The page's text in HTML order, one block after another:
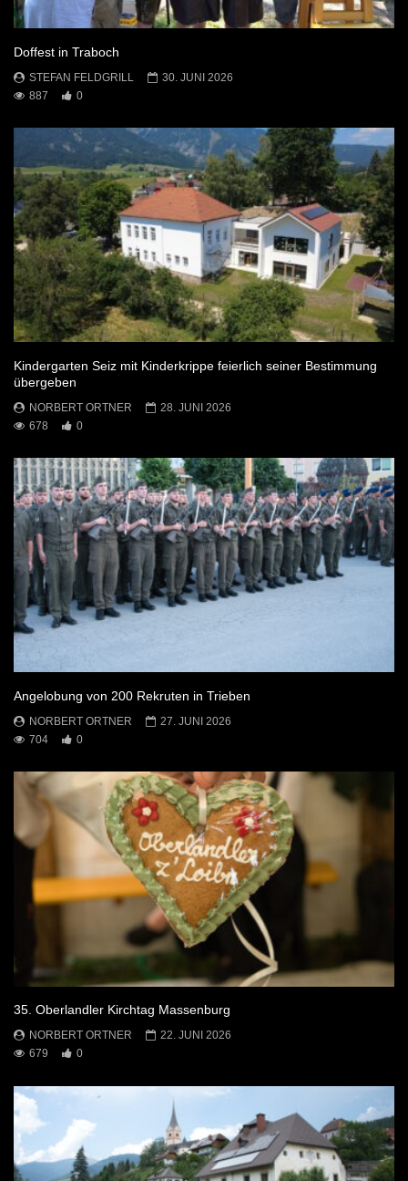
Doffest in Traboch
STEFAN FELDGRILL
30. JUNI 2026
887
0
Kindergarten Seiz mit Kinderkrippe feierlich seiner Bestimmung
übergeben
NORBERT ORTNER
28. JUNI 2026
678
0
Angelobung von 200 Rekruten in Trieben
NORBERT ORTNER
27. JUNI 2026
704
0
35. Oberlandler Kirchtag Massenburg
NORBERT ORTNER
22. JUNI 2026
679
0